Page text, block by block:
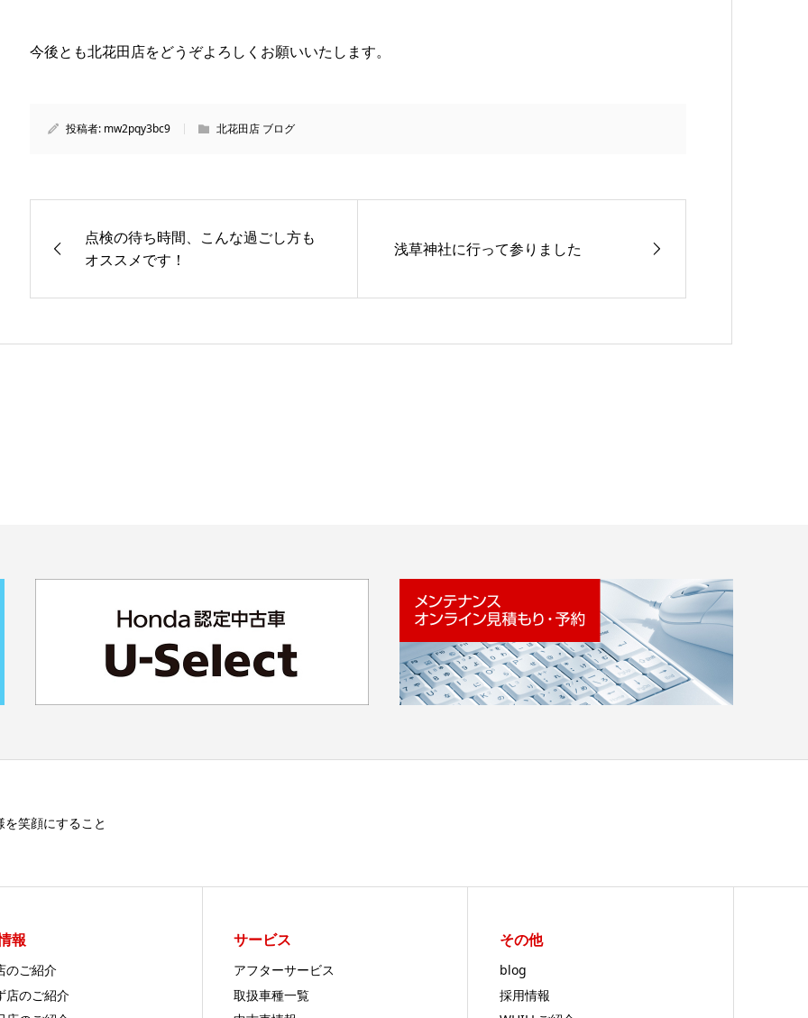
今後とも北花田店をどうぞよろしくお願いいたします。
投稿者: mw2pqy3bc9 北花田店 ブログ
点検の待ち時間、こんな過ごし方も
オススメです！
浅草神社に行って参りました
を笑顔にすること
報
のご紹介
店のご紹介
サービス
アフターサービス
取扱車種一覧
その他
blog
採用情報